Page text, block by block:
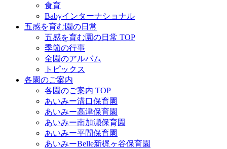
食育
Babyインターナショナル
五感を育む園の日常
五感を育む園の日常 TOP
季節の行事
全園のアルバム
トピックス
各園のご案内
各園のご案内 TOP
あいみー溝口保育園
あいみー高津保育園
あいみー南加瀬保育園
あいみー平間保育園
あいみーBelle新梶ヶ谷保育園